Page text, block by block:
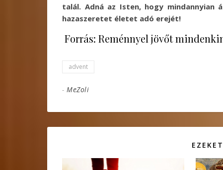
talál. Adná az Isten, hogy mindannyian
hazaszeretet életet adó erejét!
Forrás: Reménnyel jövőt
advent
- MeZoli